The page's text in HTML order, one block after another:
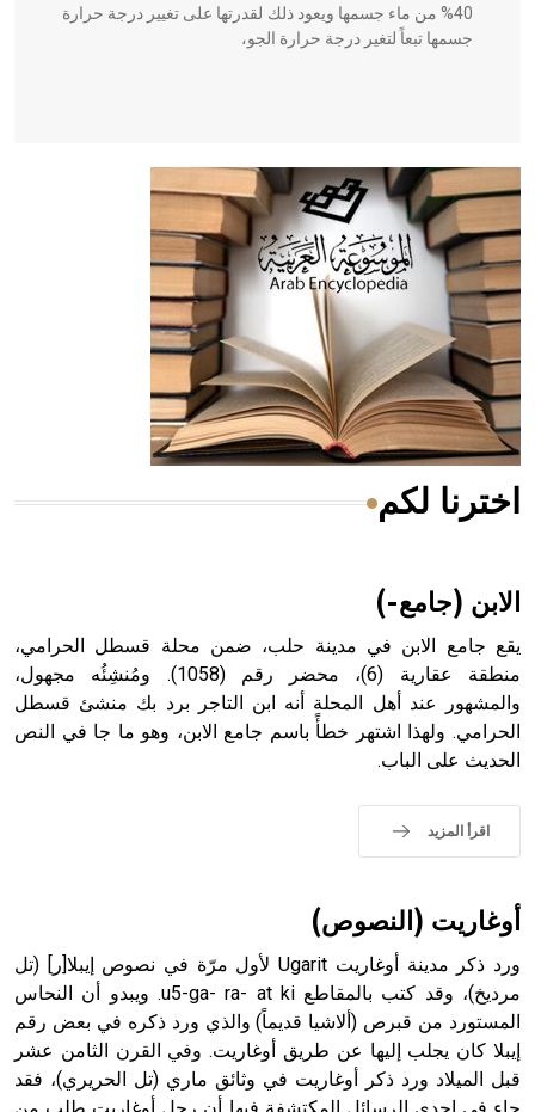
40% من ماء جسمها ويعود ذلك لقدرتها على تغيير درجة حرارة
جسمها تبعاً لتغير درجة حرارة الجو،
- هل تعلم أن أبقراط كتب في الطب أربعة مؤلفات هي:
الحكم، الأدلة، تنظيم التغذية، ورسالته في جروح الرأس. ويعود
له الفضل بأنه حرر الطب من الدين والفلسفة.
- هل تعلم أن المرجان إفراز حيواني يتكون في البحر ويتركب
من مادة كربونات الكلسيوم، وهو أحمر أو شديد الحمرة وهو
أجود أنواعه، ويمتاز بكبر الحجم ويسمى الش
هل تعلم أن الأبسيد كلمة فرنسية اللفظ تم اعتمادها مصطلحاً
- هل تعلم أن أبجر Abgar اسم معروف جيداً يعود إلى عدد من
الملوك الذين حكموا مدينة إديسا (الرها) من أبجر الأول وحتى
التاسع، وهم ينتسبون إلى أسرة أوسروين
sign تكتب منفصلة غير متصلة، وتعتمد المبدأ الأكوروفوني،
حيث تقتصر القيمة الصوتية للعلامة الك
اخترنا لكم
الابن (جامع-)
يقع جامع الابن في مدينة حلب، ضمن محلة قسطل الحرامي،
منطقة عقارية (6)، محضر رقم (1058). ومُنشِئُه مجهول،
والمشهور عند أهل المحلة أنه ابن التاجر برد بك منشئ قسطل
الحرامي. ولهذا اشتهر خطأً باسم جامع الابن، وهو ما جا في النص
الحديث على الباب.
اقرأ المزيد
أوغاريت (النصوص)
ورد ذكر مدينة أوغاريت Ugarit لأول مرّة في نصوص إيبلا[ر] (تل
مرديخ)، وقد كتب بالمقاطع u5-ga- ra- at ki. ويبدو أن النحاس
المستورد من قبرص (ألاشيا قديماً) والذي ورد ذكره في بعض رقم
إيبلا كان يجلب إليها عن طريق أوغاريت. وفي القرن الثامن عشر
قبل الميلاد ورد ذكر أوغاريت في وثائق ماري (تل الحريري)، فقد